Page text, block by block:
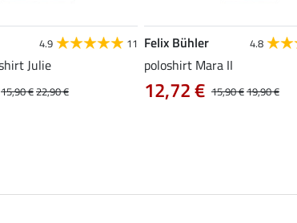
4.9 11
Julie
15,90 €22,90 €
Felix Bühler 4.8
poloshirt Mara II
15,90 €19,90 €
12,72 €